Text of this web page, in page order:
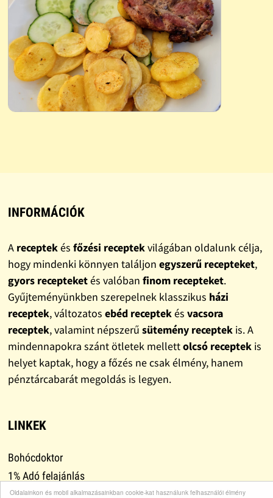
Oldalainkon és mobil alkalmazásainkban cookie-kat használunk felhasználói élmény
INFORMÁCIÓK
A receptekés főzési receptekvilágában oldalunk célja,
hogy mindenki könnyen találjon egyszerű recepteket,
gyors recepteketés valóban finom recepteket.
Gyűjteményünkben szerepelnek klasszikus házi
receptek, változatos ebéd receptekés vacsora
receptek, valamint népszerű sütemény receptekis. A
mindennapokra szánt ötletek mellettolcsó receptekis
helyet kaptak, hogy a főzés ne csak élmény, hanem
pénztárcabarát megoldás is legyen.
LINKEK
Bohócdoktor
1% Adó felajánlás
Adományok